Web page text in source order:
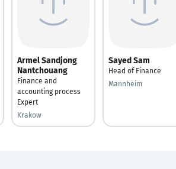
Armel Sandjong
Nantchouang
Finance and
accounting process
Expert
Krakow
Sayed Sam
Head of Finance
Mannheim